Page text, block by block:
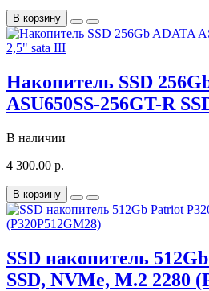
В корзину
Накопитель SSD
ASU650SS-256GT-R
В наличии
4 300.00 р.
В корзину
SSD накопитель
SSD, NVMe, M.2 2280